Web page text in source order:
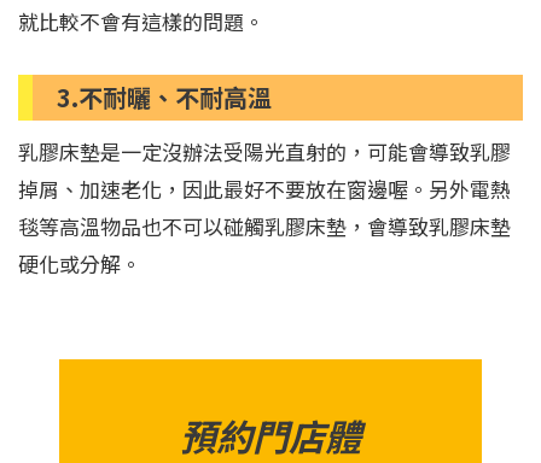
就比較不會有這樣的問題。
3.不耐曬、不耐高溫
乳膠床墊是一定沒辦法受陽光直射的，可能會導致乳膠
掉屑、加速老化，因此最好不要放在窗邊喔。另外電熱
毯等高溫物品也不可以碰觸乳膠床墊，會導致乳膠床墊
硬化或分解。
預約門店體